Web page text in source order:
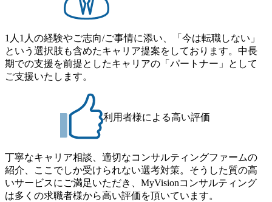
対象にした懇親会形式の採用イベント「サロンイベント」
を開催いたします。 カジュアルな場で現場社員と直接交流
できる機会ですので、ぜひご参加ください。 当日はXspear
Consulting代表取締役の早田とMDやその他現場社員が複数
名参加する予定です！ ●費用 : 無料 虎ノ門ヒルズ付近 ※詳
細な場所については参加者の方へ個別でご連絡いたしま
す。 コンサルファームにてマネージャー以上の職務を担当
Tコンサルタントという伴走者」 https://forbesjapan.com/article
s/detail/67452 Forbes JAPAN BrandVoice Studio 「コンサル業
界におけるIT人材価値再興。Dirbatoの最前線パートナーが
切り開くテクノロジーの変革」 https://forbesjapan.com/articles/
preview/68657?preview=TAI1oir8Coe5Df3zuZhtd24YfH72/Zzdm
BTIEMOnWUWREjOFLO1IL1KPEi4dgCbb Forbes JAPAN Bra
ndVoice Studio 「求めるのは、競争と連帯 。IT特化の急成長
ファーム・Dirbatoの社員支援」 https://forbesjapan.com/articles/
detail/69848 MyViision企業インタビュー① https://my-vision.co.
jp/consulting-firm/dirbato/interview01 MyViision企業インタビュ
ー② https://my-vision.co.jp/consulting-firm/dirbato/interview02 20
26年8月18日(火) 19:00開始～最長20:00終了 2026年8月13日
(木) 16:00 当日はDirbatoの現役トップコンサルタントが業界
動向を踏まえ、コンサルティング市場の最新トレンドをお
伝えいたします。コンサルティング業界への転職を迷われ
ている方や情報収集を行いたい方のご参加も歓迎です。更
1人1人の経験やご志向/ご事情に添い、「今は転職しない」
という選択肢も含めたキャリア提案をしております。中長
期での支援を前提としたキャリアの「パートナー」として
ご支援いたします。
利用者様による高い評価
丁寧なキャリア相談、適切なコンサルティングファームの
紹介、ここでしか受けられない選考対策。そうした質の高
いサービスにご満足いただき、MyVisionコンサルティング
は多くの求職者様から高い評価を頂いています。